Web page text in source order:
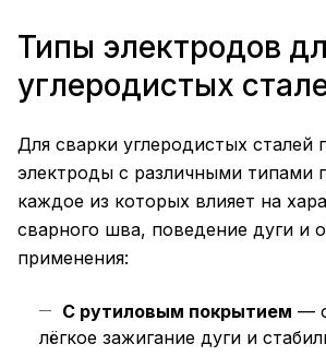
Типы электродов
углеродистых
Для сварки углеродистых сталей
электроды с различными типами
каждое из которых влияет на
сварного шва, поведение дуги и
применения:
С рутиловым покрытием —
лёгкое зажигание дуги и